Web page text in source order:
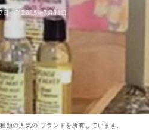
日 2025年7月31日
の人気の ブランドを所有しています。